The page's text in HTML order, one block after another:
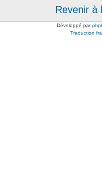
Revenir à
Développé par
Traduction